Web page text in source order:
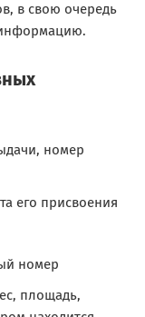
в свою очередь
номер
его присвоения
номер
площадь,